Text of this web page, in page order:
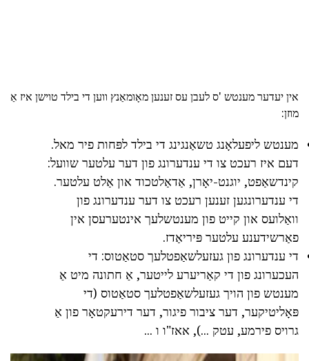
אין יעדער מענטש 'ס לעבן עס זענען מאָומאַנץ ווען די בילד טוישן איז אַ
מוזן:
מענטש ליפעלאָנג טשאַנגינג די בילד לפּחות פיר מאל.
דעם איז רעכט צו די ענדערונג פון דער עלטער שוועל:
קינדשאַפט, יוגנט-יאָרן, אַדאַלטכוד און אַלט עלטער.
די ענדערונגען זענען רעכט צו דער ענדערונג פון
וואַלועס און קייט פון מענטשלעך אינטערעסן אין
פאַרשידענע עלטער פּיריאַדז.
די ענדערונג פון געזעלשאַפטלעך סטאַטוס: די
העכערונג פון די קאַריערע לייטער, אַ חתונה מיט אַ
מענטש פון הויך געזעלשאַפטלעך סטאַטוס (די
פּאָליטיקער, דער ציבור פיגור, דער דירעקטאָר פון אַ
גרויס פירמע, עטק ...), אאז"ו ו ...